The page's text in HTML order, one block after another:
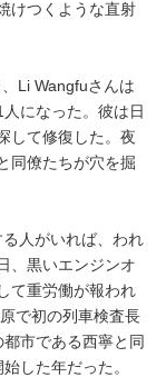
けつくような直射
Li Wangfuさんは
になった。彼は日
して修復した。夜
同僚たちが穴を掘
人がいれば、われ
、黒いエンジンオ
て重労働が報われ
で初の列車検査長
市である西寧と同
した年だった。